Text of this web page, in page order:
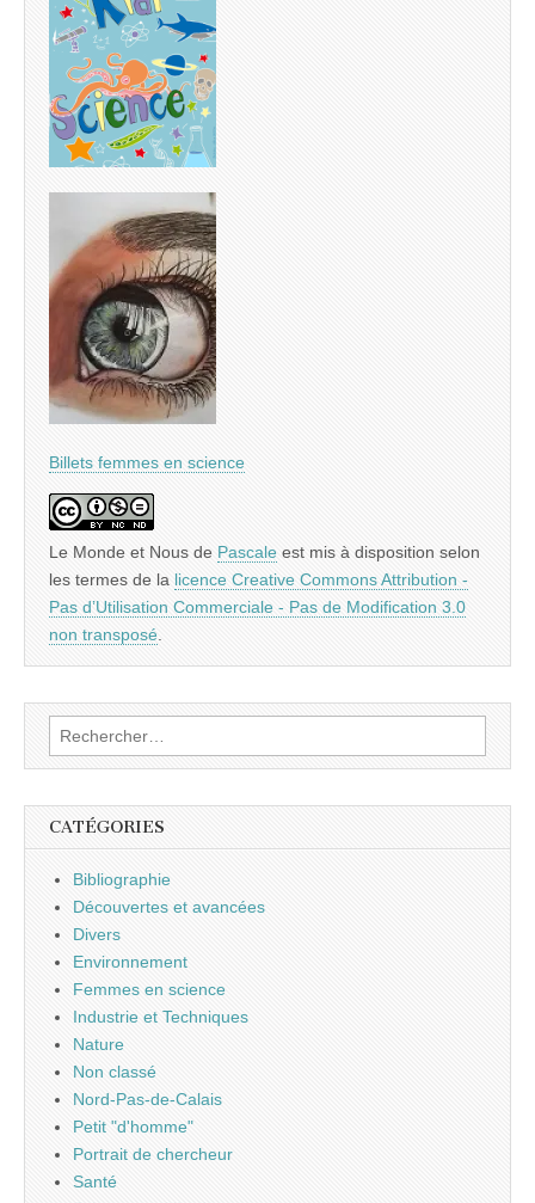
Billets femmes en science
Le Monde et Nous de Pascale est mis à disposition selon
les termes de la licence Creative Commons Attribution -
Pas d’Utilisation Commerciale - Pas de Modification 3.0
non transposé
Rechercher :
CATÉGORIES
Bibliographie
Découvertes et avancées
Divers
Environnement
Femmes en science
Industrie et Techniques
Nature
Non classé
Nord-Pas-de-Calais
Petit "d'homme"
Portrait de chercheur
Santé